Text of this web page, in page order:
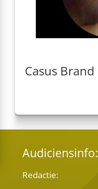
Casus Brand
Audiciensinfo:
Redactie: